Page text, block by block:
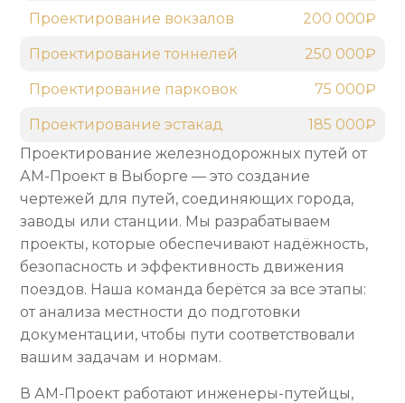
Проектирование железнодорожных путей от
АМ-Проект в Выборге — это создание
чертежей для путей, соединяющих города,
заводы или станции. Мы разрабатываем
проекты, которые обеспечивают надёжность,
безопасность и эффективность движения
поездов. Наша команда берётся за все этапы:
от анализа местности до подготовки
документации, чтобы пути соответствовали
вашим задачам и нормам.
В АМ-Проект работают инженеры-путейцы,
Проектирование вокзалов 200 000₽
Проектирование тоннелей 250 000₽
Проектирование парковок 75 000₽
Проектирование эстакад 185 000₽